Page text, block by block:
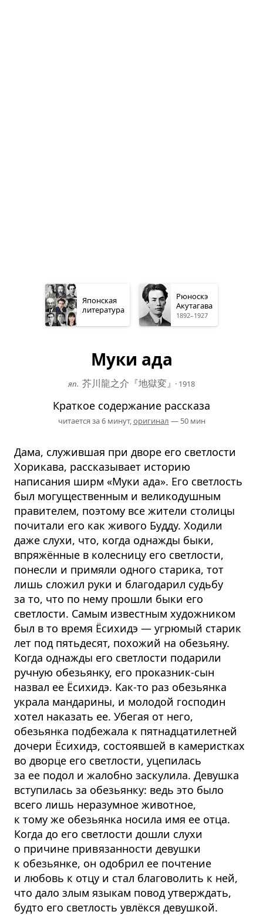
Японская
литература
Рюноскэ
Акутагава
1892–1927
Муки ада
яп. 芥川龍之介『地獄変』· 1918
Краткое содержание рассказа
читается за 6 минут,оригинал — 50 мин
Дама, служившая при дворе его светлости
Хорикава, рассказывает историю
написания ширм «Муки ада». Его светлость
был могущественным и великодушным
правителем, поэтому все жители столицы
почитали его как живого Будду. Ходили
даже слухи, что, когда однажды быки,
впряжённые в колесницу его светлости,
понесли и примяли одного старика, тот
лишь сложил руки и благодарил судьбу
за то, что по нему прошли быки его
светлости. Самым известным художником
был в то время Ёсихидэ — угрюмый старик
лет под пятьдесят, похожий на обезьяну.
Когда однажды его светлости подарили
ручную обезьянку, его проказник-сын
назвал ее Ёсихидэ. Как-то раз обезьянка
украла мандарины, и молодой господин
хотел наказать ее. Убегая от него,
обезьянка подбежала к пятнадцатилетней
дочери Ёсихидэ, состоявшей в камеристках
во дворце его светлости, уцепилась
за ее подол и жалобно заскулила. Девушка
вступилась за обезьянку: ведь это было
всего лишь неразумное животное,
к тому же обезьянка носила имя ее отца.
Когда до его светлости дошли слухи
о причине привязанности девушки
к обезьянке, он одобрил ее почтение
и любовь к отцу и стал благоволить к ней,
что дало злым языкам повод утверждать,
будто его светлость увлёкся девушкой.